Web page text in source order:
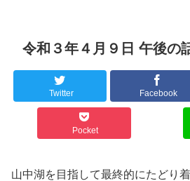
令和３年４月９日 午後の
Twitter Facebook
Pocket
山中湖を目指して最終的にたどり